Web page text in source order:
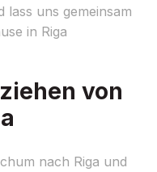
lass uns gemeinsam
in Riga
von
nach Riga und